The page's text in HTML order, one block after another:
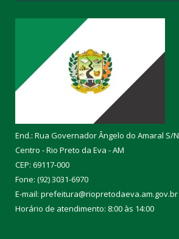
End.: Rua Governador Ângelo do Amaral S/N
Centro - Rio Preto da Eva - AM
CEP: 69117-000
Fone: (92) 3031-6970
E-mail: prefeitura@riopretodaeva.am.gov.br
Horário de atendimento: 8:00 às 14:00